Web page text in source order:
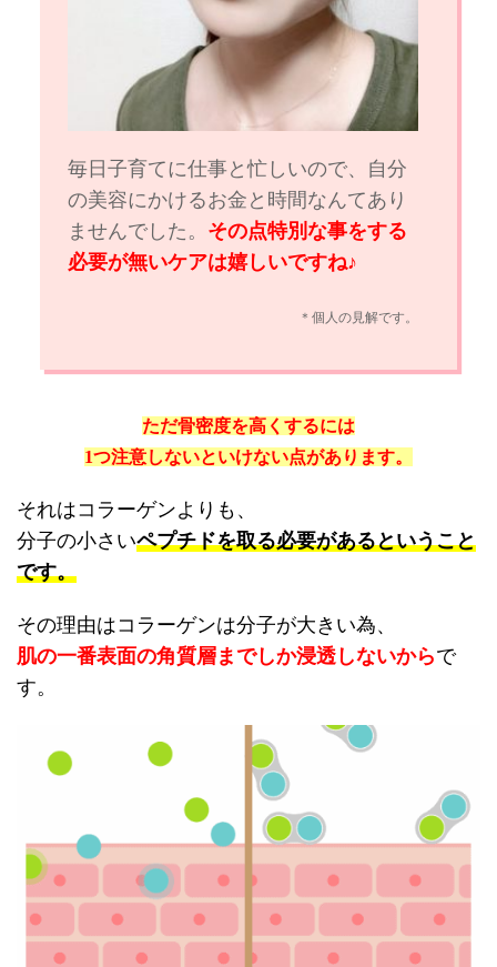
毎日子育てに仕事と忙しいので、自分
の美容にかけるお金と時間なんてあり
ませんでした。 その点特別な事をする
必要が無いケアは嬉しいですね♪
＊個人の見解です。
ただ骨密度を高くするには
1つ注意しないといけない点があります。
それはコラーゲンよりも、
分子の小さいペプチドを取る必要があるということ
です。
その理由はコラーゲンは分子が大きい為、
肌の一番表面の角質層ま でしか浸透しないからで
す。